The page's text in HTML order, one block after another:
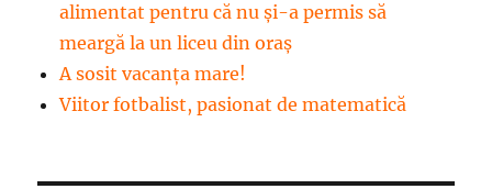
alimentat pentru că nu și-a permis să
meargă la un liceu din oraș
A sosit vacanța mare!
Viitor fotbalist, pasionat de matematică